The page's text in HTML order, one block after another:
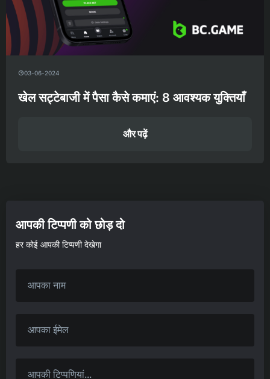
03-06-2024
खेल सट्टेबाजी में पैसा कैसे कमाएं: 8 आवश्यक युक्तियाँ
और पढ़ें
आपकी टिप्पणी को छोड़ दो
हर कोई आपकी टिप्पणी देखेगा